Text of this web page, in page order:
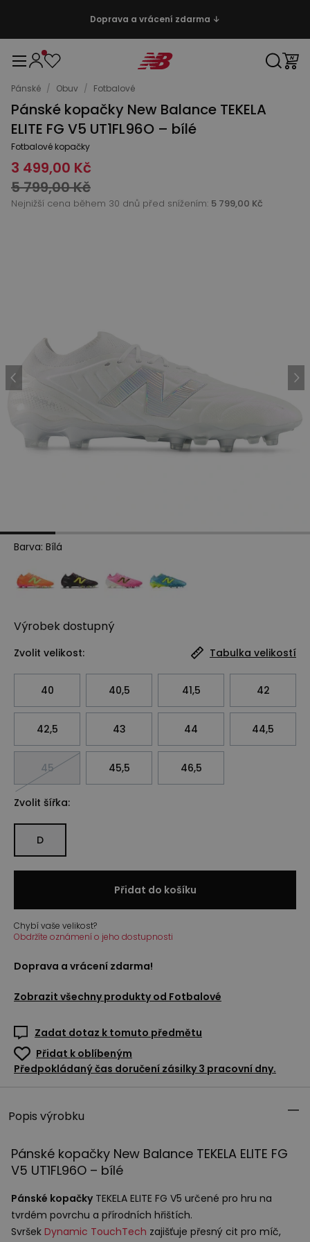
Doprava a vrácení zdarma ↓
Pánské / Obuv / Fotbalové
Pánské kopačky New Balance TEKELA
ELITE FG V5 UT1FL96O – bílé
Fotbalové kopačky
3 499,00 Kč
5 799,00 Kč
Nejnižší cena během 30 dnů před snížením: 5 799,00 Kč
Barva: Bílá
Výrobek dostupný
Zvolit velikost: Tabulka velikostí
40 40,5 41,5 42
42,5 43 44 44,5
45 45,5 46,5
Zvolit šířka:
D
Přidat do košíku
Chybí vaše velikost?
Obdržíte oznámení o jeho dostupnosti
Doprava a vrácení zdarma!
Zobrazit všechny produkty od Fotbalové
Zadat dotaz k tomuto předmětu
Přidat k oblíbeným
Předpokládaný čas doručení zásilky 3 pracovní dny.
Popis výrobku
Pánské kopačky New Balance TEKELA ELITE FG
V5 UT1FL96O – bílé
Pánské kopačky TEKELA ELITE FG V5 určené pro hru na
tvrdém povrchu a přírodních hřištích.
Svršek Dynamic TouchTech zajišťuje přesný cit pro míč,